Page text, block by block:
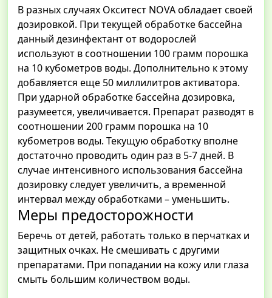
В разных случаях Окситест NOVA обладает своей
дозировкой. При текущей обработке бассейна
данный дезинфектант от водорослей
используют в соотношении 100 грамм порошка
на 10 кубометров воды. Дополнительно к этому
добавляется еще 50 миллилитров активатора.
При ударной обработке бассейна дозировка,
разумеется, увеличивается. Препарат разводят в
соотношении 200 грамм порошка на 10
кубометров воды. Текущую обработку вполне
достаточно проводить один раз в 5-7 дней. В
случае интенсивного использования бассейна
дозировку следует увеличить, а временной
интервал между обработками – уменьшить.
Меры предосторожности
Беречь от детей, работать только в перчатках и
защитных очках. Не смешивать с другими
препаратами. При попадании на кожу или глаза
смыть большим количеством воды.